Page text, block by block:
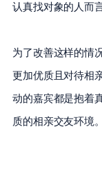
认真找对象的人而
为了改善这样的情
更加优质且对待相
动的嘉宾都是抱着
质的相亲交友环境。